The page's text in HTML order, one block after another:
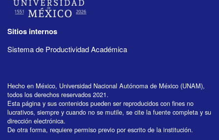
Sitios internos
Sistema de Productividad Académica
Hecho en México, Universidad Nacional Autónoma de México (UNAM),
todos los derechos reservados 2021.
Esta página y sus contenidos pueden ser reproducidos con fines no
lucrativos, siempre y cuando no se mutile, se cite la fuente completa y su
dirección electrónica.
De otra forma, requiere permiso previo por escrito de la institución.